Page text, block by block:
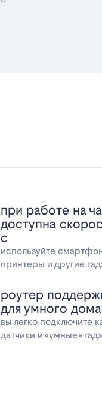
при работе на
доступна
с
используйте
принтеры и другие
роутер
для умного
вы легко подключите
датчики и «умные»